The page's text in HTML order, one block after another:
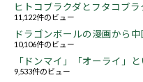
ヒトコブラクダとフタコブ
11,122件のビュー
ドラゴンボールの漫画から
10,106件のビュー
「ドンマイ」「オーライ」
9,533件のビュー